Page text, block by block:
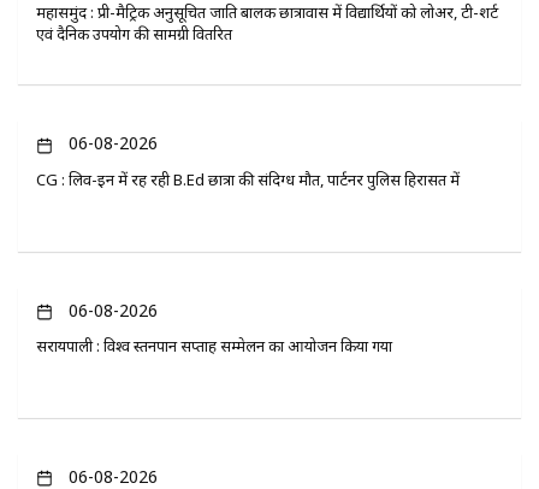
महासमुंद : प्री-मैट्रिक अनुसूचित जाति बालक छात्रावास में विद्यार्थियों को लोअर, टी-शर्ट
एवं दैनिक उपयोग की सामग्री वितरित
06-08-2026
CG : लिव-इन में रह रही B.Ed छात्रा की संदिग्ध मौत, पार्टनर पुलिस हिरासत में
06-08-2026
सरायपाली : विश्व स्तनपान सप्ताह सम्मेलन का आयोजन किया गया
06-08-2026